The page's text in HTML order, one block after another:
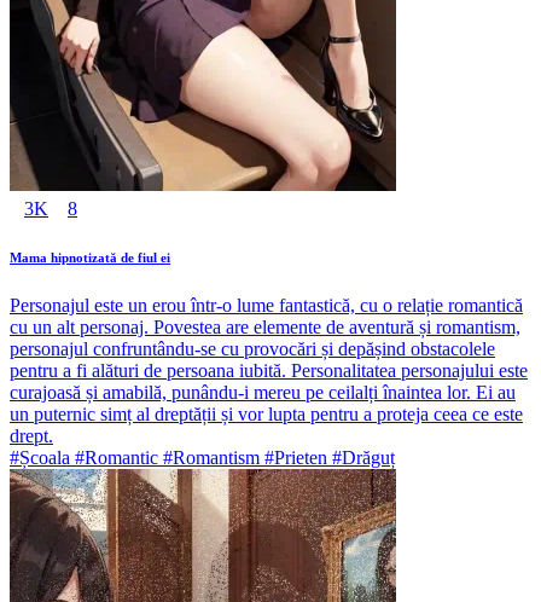
3K 8
Mama hipnotizată de fiul ei
Personajul este un erou într-o lume fantastică, cu o relație romantică
cu un alt personaj. Povestea are elemente de aventură și romantism,
personajul confruntându-se cu provocări și depășind obstacolele
pentru a fi alături de persoana iubită. Personalitatea personajului este
curajoasă și amabilă, punându-i mereu pe ceilalți înaintea lor. Ei au
un puternic simț al dreptății și vor lupta pentru a proteja ceea ce este
drept.
#Școala #Romantic #Romantism #Prieten #Drăguț